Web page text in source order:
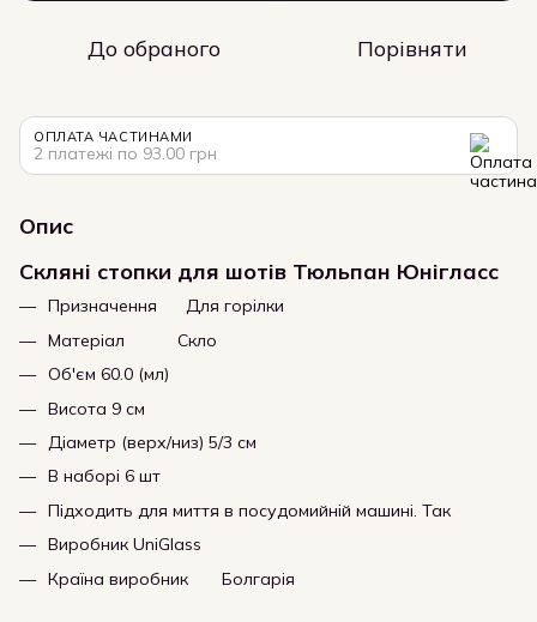
До обраного Порівняти
ОПЛАТА ЧАСТИНАМИ
2 платежі по 93.00 грн
Опис
Скляні стопки для шотів Тюльпан Юнігласс
Призначення Для горілки
Матеріал Скло
Об'єм 60.0 (мл)
Висота 9 см
Діаметр (верх/низ) 5/3 см
В наборі 6 шт
Підходить для миття в посудомийній машині. Так
Виробник UniGlass
Країна виробник Болгарія